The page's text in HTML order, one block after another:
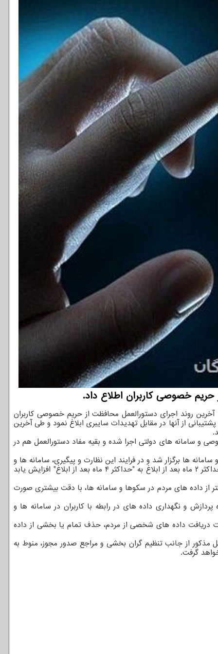
خصوصی کاربران اطلاع داد.
روند اجرای دستورالعمل محافظت از حریم خصوصی کاربران
خصوصی کاربران و پشتیبانی از آنها در مقابل تهدیدات سایبری ابلاغ نمود و طی آخرین
سامانه های دولتی اجرا شده و بقیه مفاد دستورالعمل هم در
ها برگزار شد و در فرایند این نظارت و پیگیری، سامانه ها و
کسب و کارهای بخش خصوصی از مرکز ملی فضای مجازی خواستند که فرصت اجرای این دستورالعمل را به علت ابعاد فنی و اجرایی آن، از حداکثر ۲ ماه بعد از ابلاغ به "حداکثر ۴ ماه بعد از ابلاغ" افزایش یابد
از داده های مردم در سکوها و سامانه ها، با دقت بیشتری صورت
و نگهداری داده های در رابطه با کاربران در سامانه ها و
دریافت داده های شخصی از مردم، حذف تمام یا بخشی از داده
از جانب تنظیم گران بخشی و مراجع صدور مجوز، منوط به
گرفت.